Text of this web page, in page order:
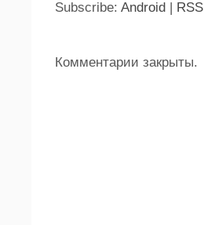
Subscribe: Android | RSS
Комментарии закрыты.